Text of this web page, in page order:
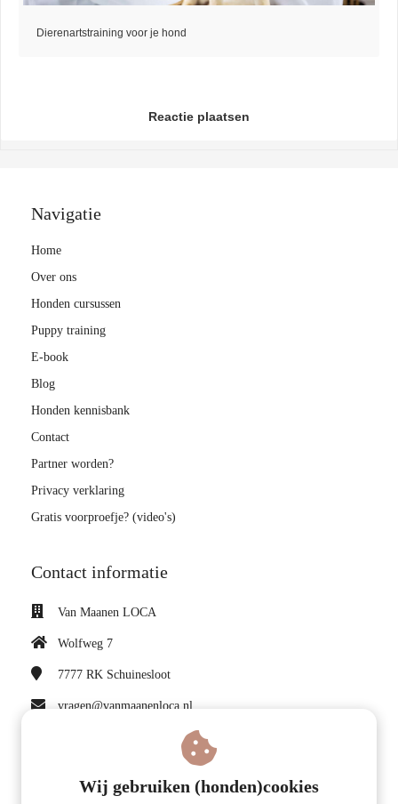
Dierenartstraining voor je hond
Reactie plaatsen
Navigatie
Home
Over ons
Honden cursussen
Puppy training
E-book
Blog
Honden kennisbank
Contact
Partner worden?
Privacy verklaring
Gratis voorproefje? (video's)
Contact informatie
Van Maanen LOCA
Wolfweg 7
7777 RK Schuinesloot
vragen@vanmaanenloca.nl
BTW nummer: NL860147873B01
Wij gebruiken (honden)cookies